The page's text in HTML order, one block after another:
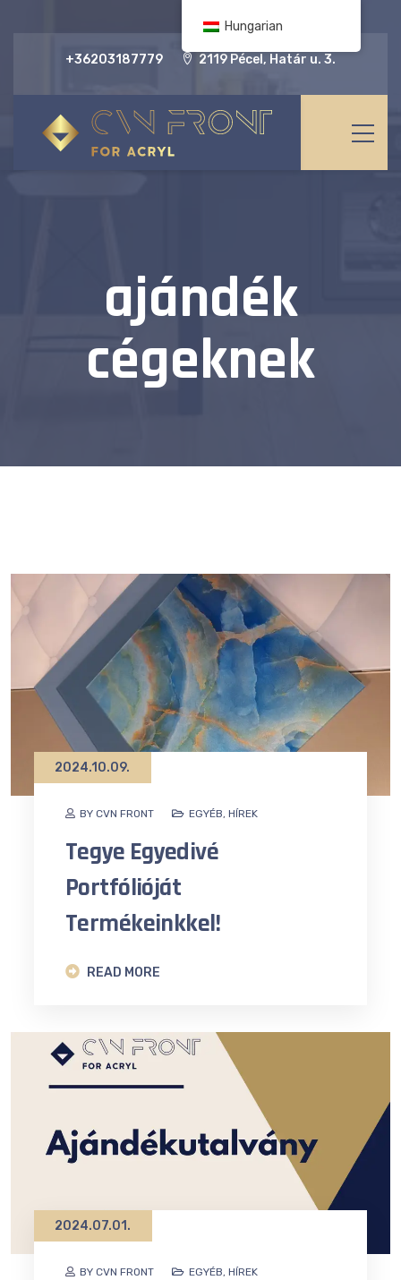
+36203187779 2119 Pécel, Határ u. 3.
ajándék
cégeknek
BY CVN FRONT
2024.10.09.
EGYÉB, HÍREK
Tegye Egyedivé
Portfólióját
Termékeinkkel!
READ MORE
BY CVN FRONT
2024.07.01.
EGYÉB, HÍREK
Hungarian